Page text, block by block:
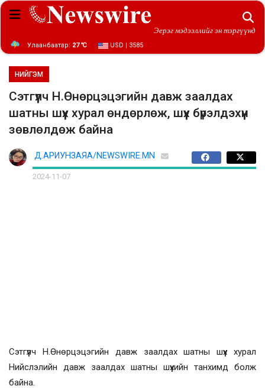
Эерэг мэдээллийг эн тэргүүнд
Улаанбаатар: 27 ℃ USD | 3585
НИЙГЭМ
Сэтгүүлч Н.Өнөрцэцэгийн давж заалдах
шатны шүүх хурал өндөрлөж, шүүх бүрэлдэхүүн
зөвлөлдөж байна
Д.АРИУНЗАЯА/NEWSWIRE.MN
2024-11-07
Сэтгүүлч Н.Өнөрцэцэгийн давж заалдах шатны шүүх хурал
Нийслэлийн давж заалдах шатны шүүхийн танхимд болж
байна.